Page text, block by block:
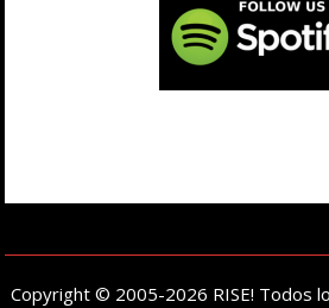
Copyright © 2005-2026 RISE! Todos